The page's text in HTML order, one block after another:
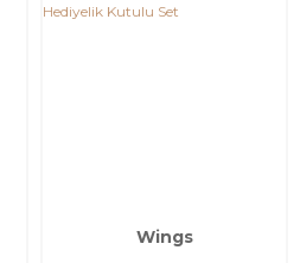
Wings